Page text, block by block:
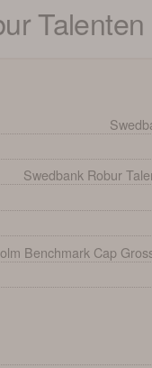
Swedbank Robur
Benchmark Cap